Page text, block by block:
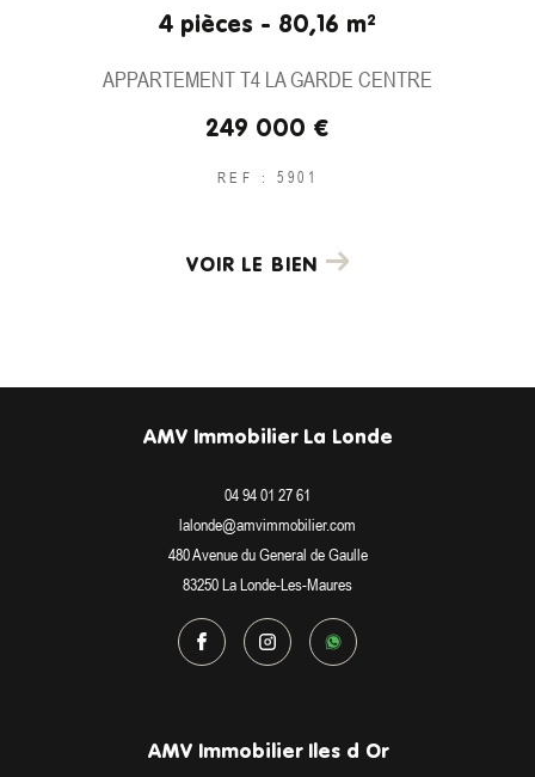
4 pièces - 80,16 m²
APPARTEMENT T4 LA GARDE CENTRE
249 000 €
REF : 5901
VOIR LE BIEN
AMV Immobilier La Londe
04 94 01 27 61
lalonde@amvimmobilier.com
480 Avenue du General de Gaulle
83250 La Londe-Les-Maures
AMV Immobilier Iles d Or